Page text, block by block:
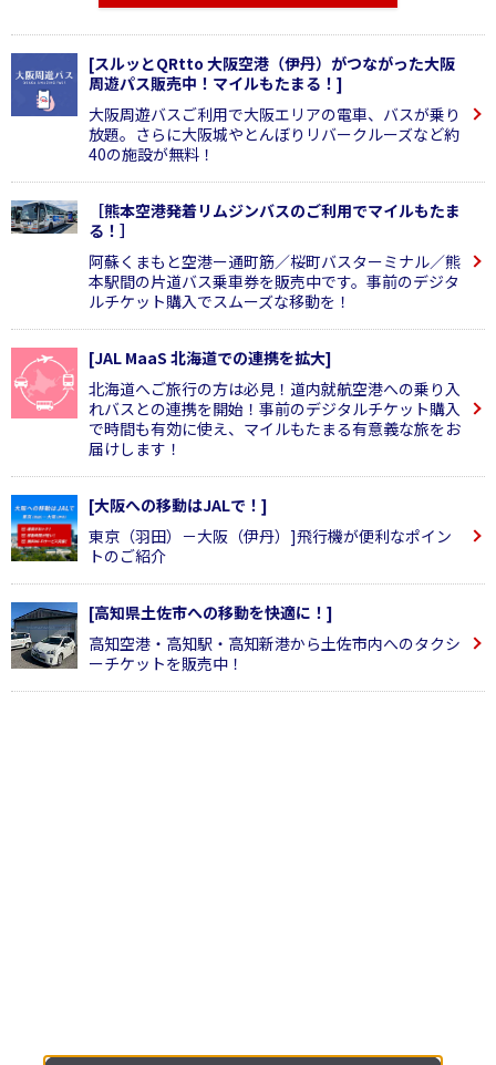
[スルッとQRtto 大阪空港（伊丹）がつながった大阪
周遊パス販売中！マイルもたまる！]
大阪周遊バスご利用で大阪エリアの電車、バスが乗り
放題。さらに大阪城やとんぼりリバークルーズなど約
40の施設が無料！
［熊本空港発着リムジンバスのご利用でマイルもたま
る！］
阿蘇くまもと空港ー通町筋／桜町バスターミナル／熊
本駅間の片道バス乗車券を販売中です。事前のデジタ
ルチケット購入でスムーズな移動を！
[JAL MaaS 北海道での連携を拡大]
北海道へご旅行の方は必見！道内就航空港への乗り入
れバスとの連携を開始！事前のデジタルチケット購入
で時間も有効に使え、マイルもたまる有意義な旅をお
届けします！
[大阪への移動はJALで！]
東京（羽田）－大阪（伊丹）]飛行機が便利なポイン
トのご紹介
[高知県土佐市への移動を快適に！]
高知空港・高知駅・高知新港から土佐市内へのタクシ
ーチケットを販売中！